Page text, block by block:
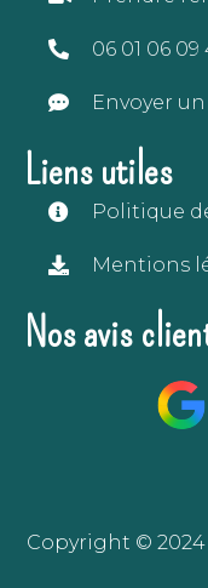
06 01 06 09
Envoyer un
Liens utiles
Politique
Mentions
Nos avis
Copyright © 2024